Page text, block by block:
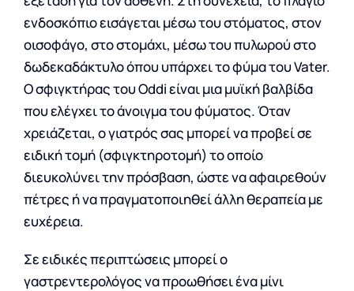
ενδοσκόπιο εισάγεται μέσω του στόματος, στον
οισοφάγο, στο στομάχι, μέσω του πυλωρού στο
δωδεκαδάκτυλο όπου υπάρχει το φύμα του Vater.
Ο σφιγκτήρας του Oddi είναι μια μυϊκή βαλβίδα
που ελέγχει το άνοιγμα του φύματος. Όταν
χρειάζεται, ο γιατρός σας μπορεί να προβεί σε
ειδική τομή (σφιγκτηροτομή) το οποίο
διευκολύνει την πρόσβαση, ώστε να αφαιρεθούν
πέτρες ή να πραγματοποιηθεί άλλη θεραπεία με
ευχέρεια.
Σε ειδικές περιπτώσεις μπορεί ο
γαστρεντερολόγος να προωθήσει ένα μίνι